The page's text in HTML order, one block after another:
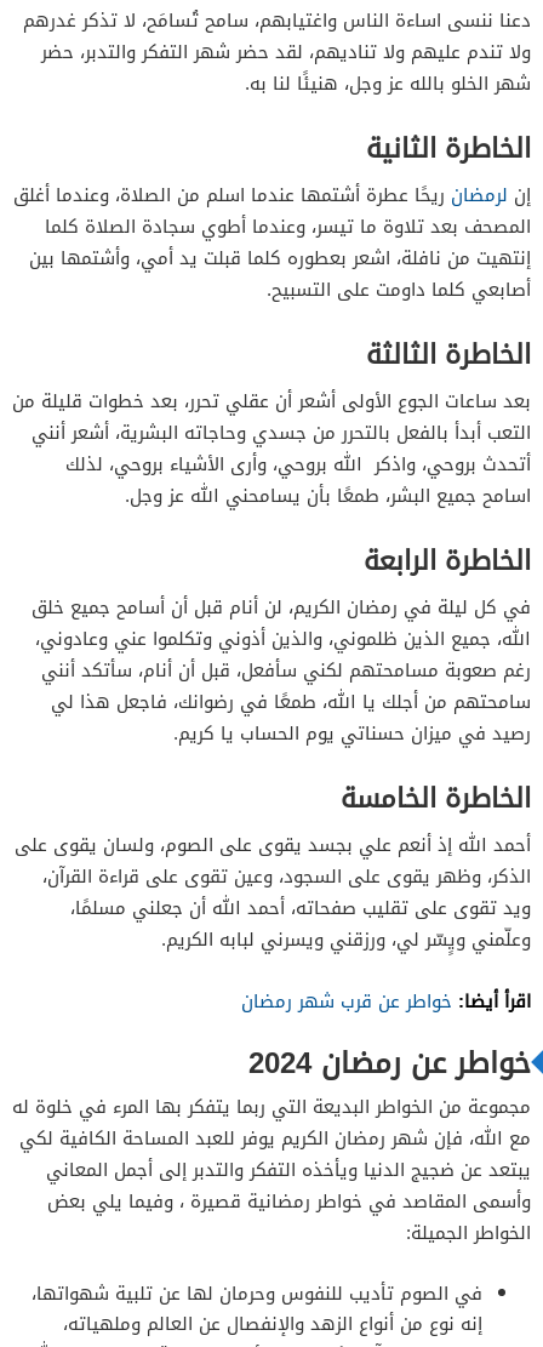
دعنا ننسى اساءة الناس واغتيابهم، سامح تُسامَح، لا تذكر غدرهم
ولا تندم عليهم ولا تناديهم، لقد حضر شهر التفكر والتدبر، حضر
شهر الخلو بالله عز وجل، هنيئًا لنا به.
الخاطرة الثانية
إن لرمضان ريحًا عطرة أشتمها عندما اسلم من الصلاة، وعندما أغلق
المصحف بعد تلاوة ما تيسر، وعندما أطوي سجادة الصلاة كلما
إنتهيت من نافلة، اشعر بعطوره كلما قبلت يد أمي، وأشتمها بين
أصابعي كلما داومت على التسبيح.
الخاطرة الثالثة
بعد ساعات الجوع الأولى أشعر أن عقلي تحرر، بعد خطوات قليلة من
التعب أبدأ بالفعل بالتحرر من جسدي وحاجاته البشرية، أشعر أنني
أتحدث بروحي، واذكر الله بروحي، وأرى الأشياء بروحي، لذلك
اسامح جميع البشر، طمعًا بأن يسامحني الله عز وجل.
الخاطرة الرابعة
في كل ليلة في رمضان الكريم، لن أنام قبل أن أسامح جميع خلق
الله، جميع الذين ظلموني، والذين أذوني وتكلموا عني وعادوني،
رغم صعوبة مسامحتهم لكني سأفعل، قبل أن أنام، سأتكد أنني
سامحتهم من أجلك يا الله، طمعًا في رضوانك، فاجعل هذا لي
رصيد في ميزان حسناتي يوم الحساب يا كريم.
الخاطرة الخامسة
أحمد الله إذ أنعم علي بجسد يقوى على الصوم، ولسان يقوى على
الذكر، وظهر يقوى على السجود، وعين تقوى على قراءة القرآن،
ويد تقوى على تقليب صفحاته، أحمد الله أن جعلني مسلمًا،
وعلّمني ويٍسّر لي، ورزقني ويسرني لبابه الكريم.
اقرأ أيضا: خواطر عن قرب شهر رمضان
خواطر عن رمضان 2024
مجموعة من الخواطر البديعة التي ربما يتفكر بها المرء في خلوة له
مع الله، فإن شهر رمضان الكريم يوفر للعبد المساحة الكافية لكي
يبتعد عن ضجيج الدنيا ويأخذه التفكر والتدبر إلى أجمل المعاني
وأسمى المقاصد في خواطر رمضانية قصيرة ، وفيما يلي بعض
الخواطر الجميلة:
في الصوم تأديب للنفوس وحرمان لها عن تلبية شهواتها،
إنه نوع من أنواع الزهد والإنفصال عن العالم وملهياته،